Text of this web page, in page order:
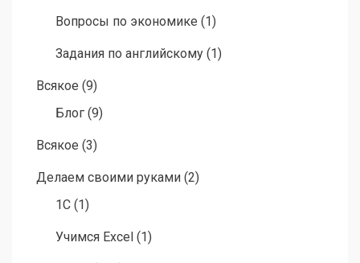
Вопросы по экономике (1)
Задания по английскому (1)
Всякое (9)
Блог (9)
Всякое (3)
Делаем своими руками (2)
1C (1)
Учимся Excel (1)